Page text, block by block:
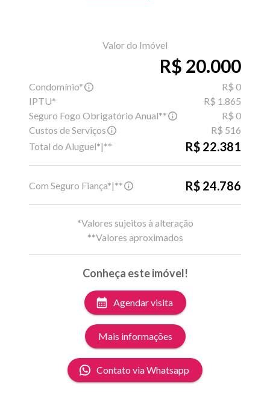
Valor do Imóvel
R$ 20.000
Condomínio*
R$ 0
IPTU*
R$ 1.865
Seguro Fogo Obrigatório Anual**
R$ 0
Custos de Serviços
R$ 516
Total do Aluguel*|**
R$ 22.381
Com Seguro Fiança*|** R$ 24.786
*Valores sujeitos à alteração
**Valores aproximados
Conheça este imóvel!
Agendar visita
Mais informações
Contato via Whatsapp